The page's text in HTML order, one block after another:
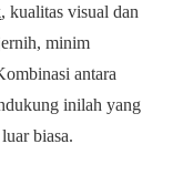
, kualitas visual dan
minim
antara
inilah yang
biasa.